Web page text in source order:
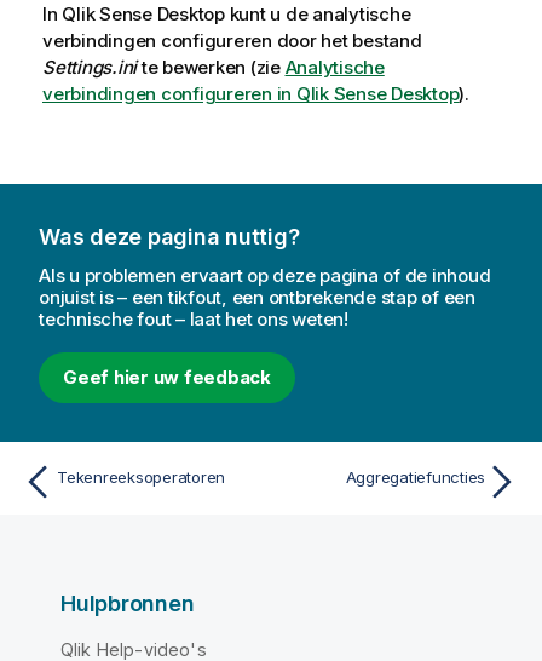
In Qlik Sense Desktopkunt u de analytische
verbindingen configureren door het bestand
Settings.inite bewerken (zie Analytische
verbindingen configureren in Qlik Sense Desktop).
Was deze pagina nuttig?
Als u problemen ervaart op deze pagina of de inhoud
onjuist is – een tikfout, een ontbrekende stap of een
technische fout – laat het ons weten!
Geef hier uw feedback
Tekenreeksoperatoren Aggregatiefuncties
Hulpbronnen
Qlik Help-video's